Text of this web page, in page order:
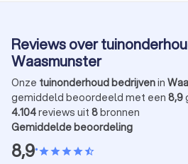
Reviews over
Waasmunster
Onze tuinonderhoud bedrijvenin
gemiddeld beoordeeld met een 8,9
4.104reviews uit 8bronnen
Gemiddelde beoordeling
8,9•starstarstarstarstar_half